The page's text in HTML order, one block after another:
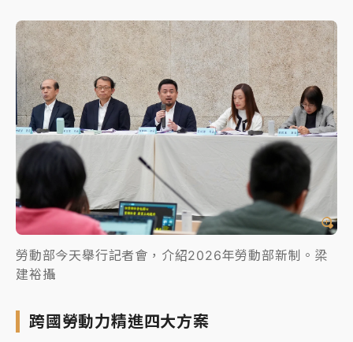
勞動部今天舉行記者會，介紹2026年勞動部新制。梁
建裕攝
跨國勞動力精進四大方案